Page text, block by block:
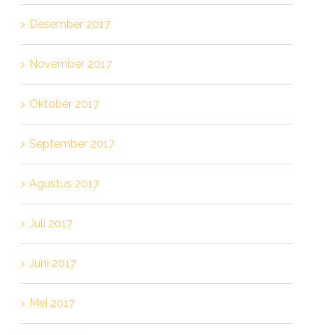
Desember 2017
November 2017
Oktober 2017
September 2017
Agustus 2017
Juli 2017
Juni 2017
Mei 2017